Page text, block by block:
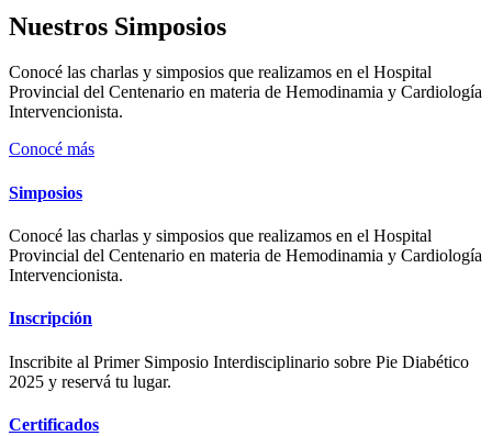
Nuestros Simposios
Conocé las charlas y simposios que realizamos en el Hospital
Provincial del Centenario en materia de Hemodinamia y Cardiología
Intervencionista.
Conocé más
Simposios
Conocé las charlas y simposios que realizamos en el Hospital
Provincial del Centenario en materia de Hemodinamia y Cardiología
Intervencionista.
Inscripción
Inscribite al Primer Simposio Interdisciplinario sobre Pie Diabético
2025 y reservá tu lugar.
Certificados